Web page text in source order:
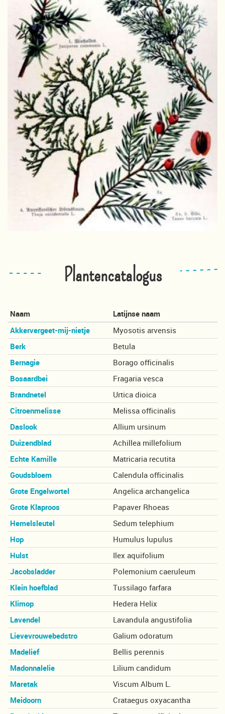
Plantencatalogus
Naam
Latijnse naam
Akkervergeet-mij-nietje
Myosotis arvensis
Berk
Betula
Bernagie
Borago officinalis
Bosaardbei
Fragaria vesca
Brandnetel
Urtica dioica
Citroenmelisse
Melissa officinalis
Daslook
Allium ursinum
Duizendblad
Achillea millefolium
Echte Kamille
Matricaria recutita
Goudsbloem
Calendula officinalis
Grote Engelwortel
Angelica archangelica
Grote Klaproos
Papaver Rhoeas
Hemelsleutel
Sedum telephium
Hop
Humulus lupulus
Hulst
Ilex aquifolium
Jacobsladder
Polemonium caeruleum
Klein hoefblad
Tussilago farfara
Klimop
Hedera Helix
Lavendel
Lavandula angustifolia
Lievevrouwebedstro
Galium odoratum
Madelief
Bellis perennis
Madonnalelie
Lilium candidum
Maretak
Viscum Album L.
Meidoorn
Crataegus oxyacantha